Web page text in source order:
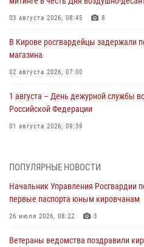
03 августа 2026, 08:45 8
В Кирове росгвардейцы задержали
магазина
02 августа 2026, 07:00
1 августа – День дежурной службы
Российской Федерации
01 августа 2026, 09:39
мировой войне 1914-1918 годов
В Кирове офицер Росгвардии стал
шахматного турнира
ПОПУЛЯРНЫЕ НОВОСТИ
Начальник Управления Росгвардии
первые паспорта юным кировчанам
26 июля 2026, 08:22 3
Ветераны ведомства поздравили